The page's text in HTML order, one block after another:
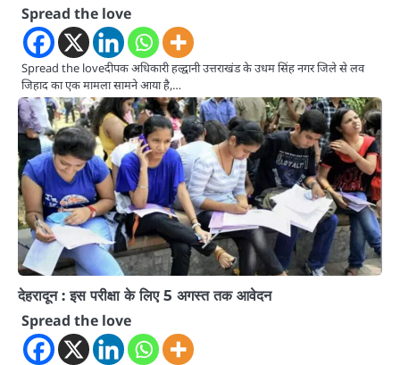
Spread the love
Spread the loveदीपक अधिकारी हल्द्वानी उत्तराखंड के उधम सिंह नगर जिले से लव
जिहाद का एक मामला सामने आया है,…
देहरादून : इस परीक्षा के लिए 5 अगस्त तक आवेदन
Spread the love